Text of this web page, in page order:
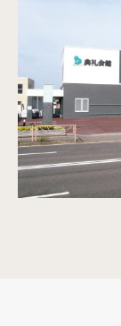
はじめての葬儀
イベント
お知らせ
お急ぎの方